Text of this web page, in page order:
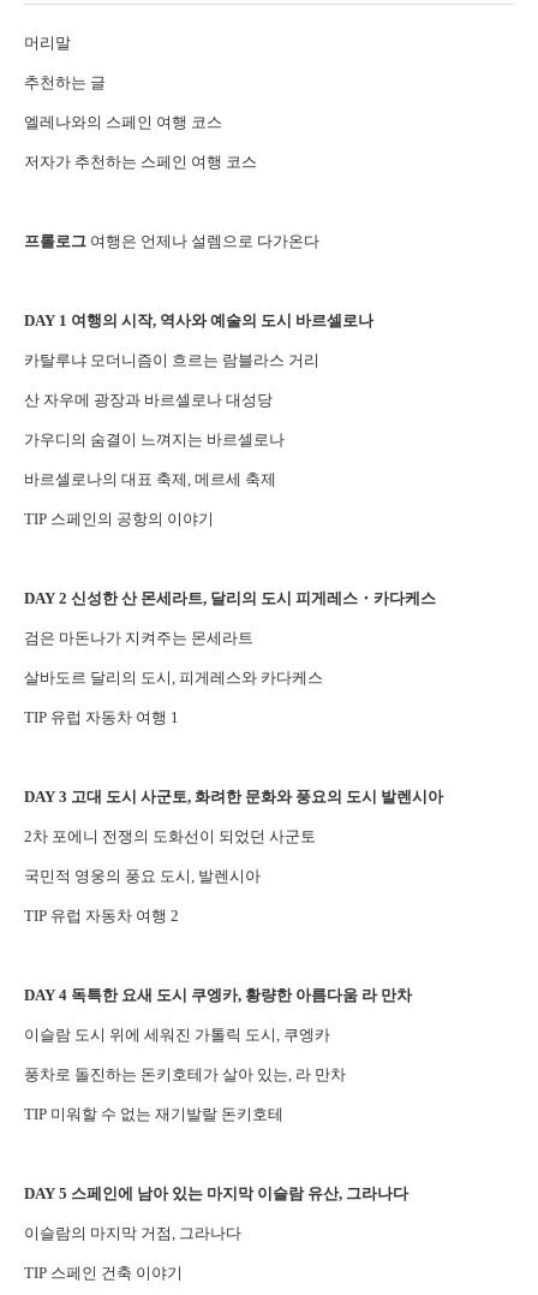
머리말
추천하는 글
엘레나와의 스페인 여행 코스
저자가 추천하는 스페인 여행 코스
프롤로그 여행은 언제나 설렘으로 다가온다
DAY 1 여행의 시작, 역사와 예술의 도시 바르셀로나
카탈루냐 모더니즘이 흐르는 람블라스 거리
산 자우메 광장과 바르셀로나 대성당
가우디의 숨결이 느껴지는 바르셀로나
바르셀로나의 대표 축제, 메르세 축제
TIP 스페인의 공항의 이야기
DAY 2 신성한 산 몬세라트, 달리의 도시 피게레스・카다케스
검은 마돈나가 지켜주는 몬세라트
살바도르 달리의 도시, 피게레스와 카다케스
TIP 유럽 자동차 여행 1
DAY 3 고대 도시 사군토, 화려한 문화와 풍요의 도시 발렌시아
2차 포에니 전쟁의 도화선이 되었던 사군토
국민적 영웅의 풍요 도시, 발렌시아
TIP 유럽 자동차 여행 2
DAY 4 독특한 요새 도시 쿠엥카, 황량한 아름다움 라 만차
이슬람 도시 위에 세워진 가톨릭 도시, 쿠엥카
풍차로 돌진하는 돈키호테가 살아 있는, 라 만차
TIP 미워할 수 없는 재기발랄 돈키호테
DAY 5 스페인에 남아 있는 마지막 이슬람 유산, 그라나다
이슬람의 마지막 거점, 그라나다
TIP 스페인 건축 이야기